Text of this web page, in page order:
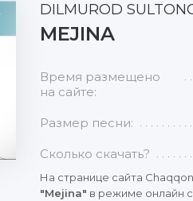
DILMUROD
MEJINA
Время размещено
на сайте:
Размер песни:
Сколько скачать?
На странице сайта
"Mejina" в режиме онлайн